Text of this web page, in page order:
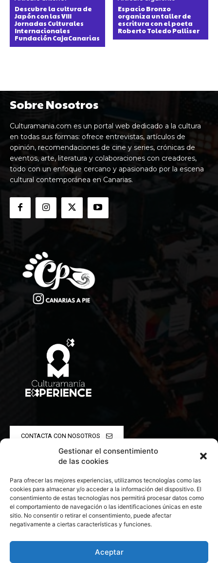
Gestionar el consentimiento
de las cookies
Para ofrecer las mejores experiencias, utilizamos tecnologías como las
cookies para almacenar y/o acceder a la información del dispositivo. El
consentimiento de estas tecnologías nos permitirá procesar datos como
el comportamiento de navegación o las identificaciones únicas en este
sitio. No consentir o retirar el consentimiento, puede afectar
negativamente a ciertas características y funciones.
Aceptar
Descubre la cultura de
Japón con las VIII
Jornadas Culturales
Internacionales
Fundación CajaCanarias
Espacio Bronzo
organiza un taller de
escritura con el poeta
Roberto Toledo Palliser
Sobre Nosotros
Culturamania.com es un portal web dedicado a la cultura
en todas sus formas: ofrece entrevistas, artículos de
opinión, recomendaciones de cine y series, crónicas de
eventos, arte, literatura y colaboraciones con creadores,
todo con un enfoque cercano y apasionado por la escena
cultural contemporánea en Canarias.
CONTACTA CON NOSOTROS
POLÍTICA DE PRIVACIDAD
POLÍTICA DE COOKIES
© 2026 Todos los derechos reservados. Culturamanía